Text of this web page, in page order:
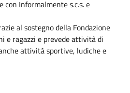
con Informalmente s.c.s. e
al sostegno della Fondazione
e ragazzi e prevede attività di
attività sportive, ludiche e